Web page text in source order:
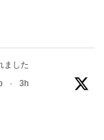
ました
· 3h